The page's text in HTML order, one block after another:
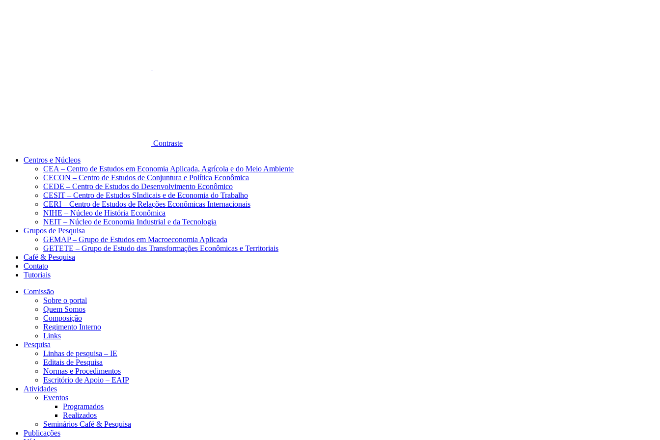
Contraste
Centros e Núcleos
CEA – Centro de Estudos em Economia Aplicada, Agrícola e do Meio Ambiente
CECON – Centro de Estudos de Conjuntura e Política Econômica
CEDE – Centro de Estudos do Desenvolvimento Econômico
CESIT – Centro de Estudos SIndicais e de Economia do Trabalho
CERI – Centro de Estudos de Relações Econômicas Internacionais
NIHE – Núcleo de História Econômica
NEIT – Núcleo de Economia Industrial e da Tecnologia
Grupos de Pesquisa
GEMAP – Grupo de Estudos em Macroeconomia Aplicada
GETETE – Grupo de Estudo das Transformações Econômicas e Territoriais
Café & Pesquisa
Contato
Tutoriais
Comissão
Sobre o portal
Quem Somos
Composição
Regimento Interno
Links
Pesquisa
Linhas de pesquisa – IE
Editais de Pesquisa
Normas e Procedimentos
Escritório de Apoio – EAIP
Atividades
Eventos
Programados
Realizados
Seminários Café & Pesquisa
Publicações